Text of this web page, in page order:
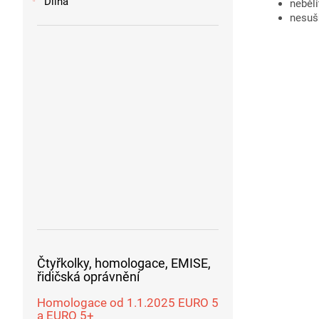
Čtyřkolky, homologace, EMISE,
řidičská oprávnění
Homologace od 1.1.2025 EURO 5
a EURO 5+